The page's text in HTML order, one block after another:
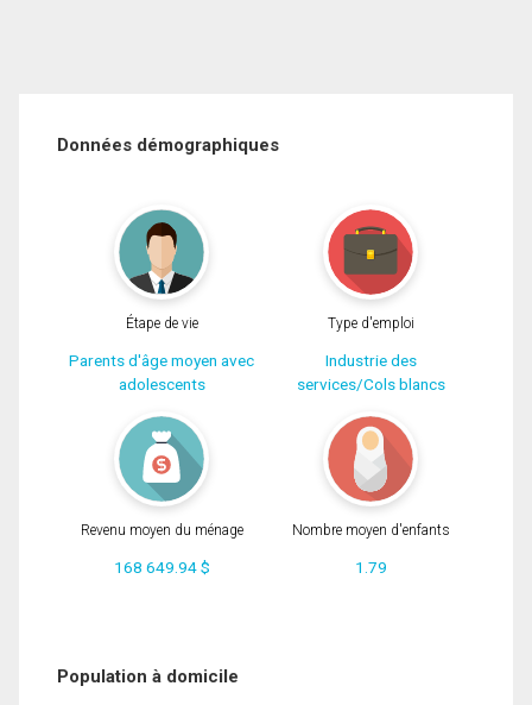
Données démographiques
Étape de vie
Parents d'âge moyen avec
adolescents
Type d'emploi
Industrie des
services/Cols blancs
Revenu moyen du ménage
168 649.94 $
Nombre moyen d'enfants
1.79
Population à domicile